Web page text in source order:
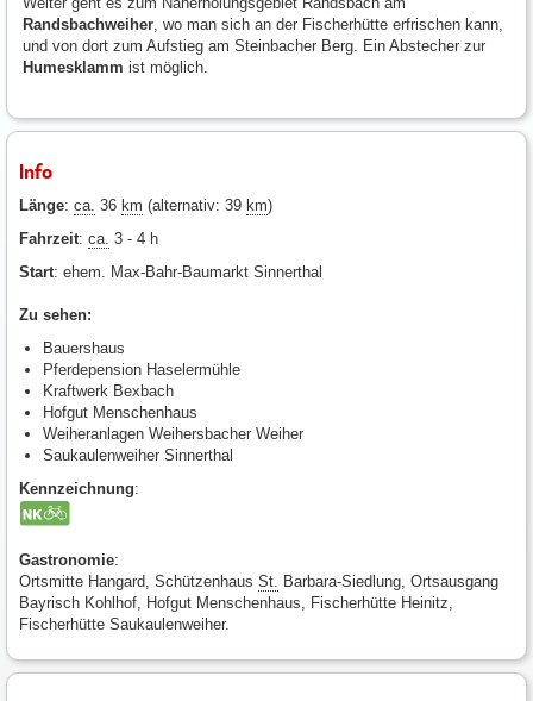
Randsbachweiher , wo man sich an der Fischerhütte erfrischen kann,
und von dort zum Aufstieg am Steinbacher Berg. Ein Abstecher zur
Humesklamm ist möglich.
Info
Länge: ca. 36 km (alternativ: 39 km)
Fahrzeit: ca. 3 - 4 h
Start: ehem. Max-Bahr-Baumarkt Sinnerthal
Zu sehen:
Bauershaus
Pferdepension Haselermühle
Kraftwerk Bexbach
Hofgut Menschenhaus
Weiheranlagen Weihersbacher Weiher
Saukaulenweiher Sinnerthal
Kennzeichnung:
Gastronomie:
Ortsmitte Hangard, Schützenhaus St. Barbara-Siedlung, Ortsausgang
Bayrisch Kohlhof, Hofgut Menschenhaus, Fischerhütte Heinitz,
Fischerhütte Saukaulenweiher.